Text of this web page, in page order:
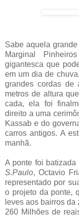
Sabe aquela
Marginal
gigantesca que
em um dia de
grandes cordas de
metros de altura
cada, ela foi
direito a uma
Kassab e do
carros antigos. A
manhã.
A ponte foi
S.Paulo, Octavio
representado por
o projeto da ponte,
leves aos bairros
260 Milhões de